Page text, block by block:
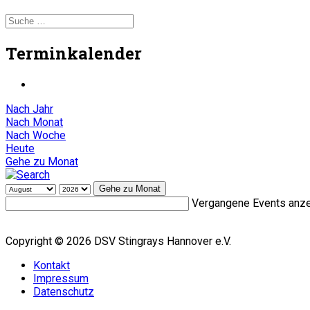
Terminkalender
Nach Jahr
Nach Monat
Nach Woche
Heute
Gehe zu Monat
Gehe zu Monat
Vergangene Events
Copyright © 2026 DSV Stingrays Hannover e.V.
Kontakt
Impressum
Datenschutz